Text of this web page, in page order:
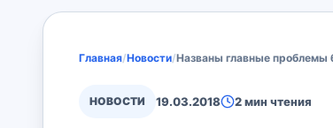
Главная/Новости/Названы главные проблемы
НОВОСТИ 19.03.2018 2 мин чтения